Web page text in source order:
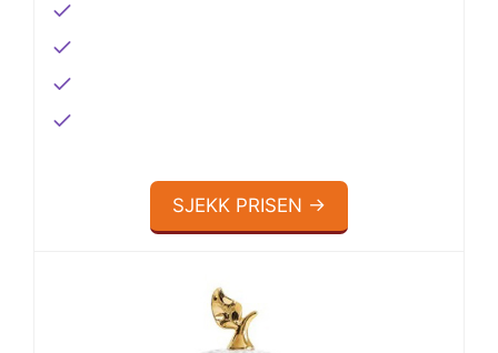
SJEKK PRISEN →